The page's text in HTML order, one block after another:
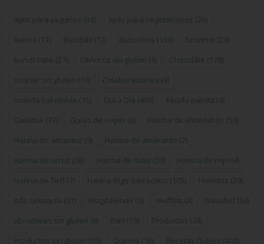
apto para veganos (38) apto para vegetarianos (26)
Avena (11) Bebidas (12) Bizcochos (156) brownie (29)
bundt cake (27) Cerveza sin gluten (3) Chocolate (178)
cocinar sin gluten (16) Colaboraciones (4)
comida saludable (15) Día a Día (493) Fécula patata (4)
Galletas (72) Guías de viajes (6) Harina de almendras (50)
Harina de altramuz (9) Harina de amaranto (7)
Harina de arroz (26) Harina de maiz (24) Harina de mijo (4)
Harina de Teff (7) Harina trigo sarraceno (105) Helados (29)
Info celiaquía (87) magdalenas (5) muffins (4) Navidad (50)
obradores sin gluten (6) Pan (19) Productos (14)
Productos sin gluten (39) Quinoa (16) Recetas Dulces (400)